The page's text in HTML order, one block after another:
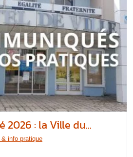
2026 : la Ville du...
info pratique